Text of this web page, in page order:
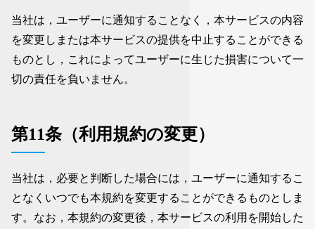
当社は，ユーザーに通知することなく，本サービスの内容
を変更しまたは本サービスの提供を中止することができる
ものとし，これによってユーザーに生じた損害について一
切の責任を負いません。
第11条（利用規約の変更）
当社は，必要と判断した場合には，ユーザーに通知するこ
となくいつでも本規約を変更することができるものとしま
す。なお，本規約の変更後，本サービスの利用を開始した